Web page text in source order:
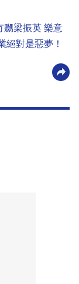
嬲梁振英 樂意
絕對是惡夢！